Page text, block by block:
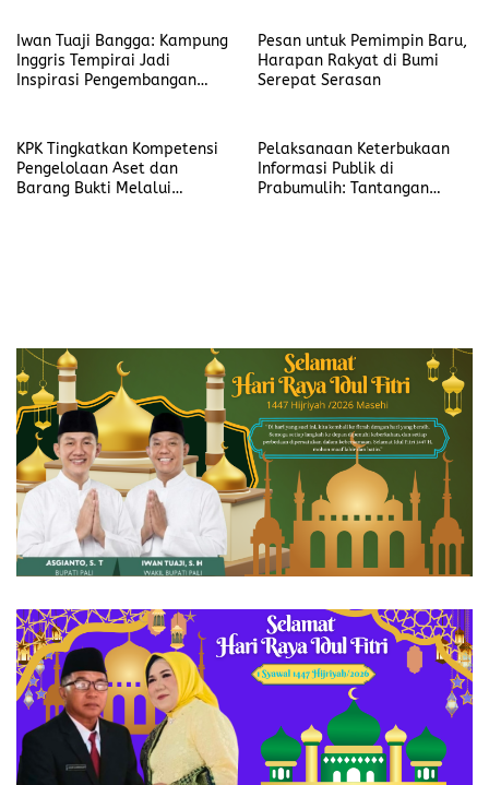
Iwan Tuaji Bangga: Kampung
Inggris Tempirai Jadi
Inspirasi Pengembangan
Pesan untuk Pemimpin Baru,
Harapan Rakyat di Bumi
Serepat Serasan
KPK Tingkatkan Kompetensi
Pengelolaan Aset dan
Barang Bukti Melalui
Pelaksanaan Keterbukaan
Informasi Publik di
Prabumulih: Tantangan